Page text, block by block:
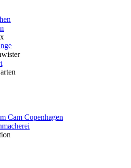
Cam Copenhagen